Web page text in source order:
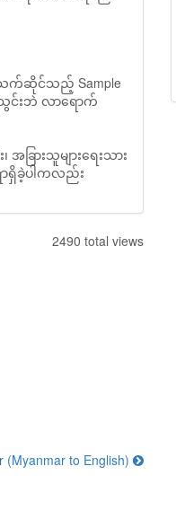
သက်ဆိုင်သည့် Sample
သွင်းဘဲ လာရောက်
ခြားသူများရေးသား
ာရှိခဲ့ပါကလည်း
2490 total views
(Myanmar to English)